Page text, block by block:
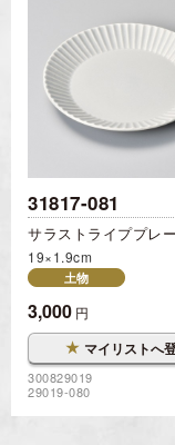
31817-081
サラストライププレ
19×1.9cm
土物
3,000 円
★ マイリストへ
300829019
29019-080